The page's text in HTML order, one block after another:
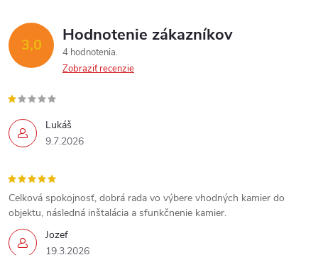
3,0 Hodnotenie zákazníkov
4 hodnotenia
Zobraziť recenzie
Lukáš
9.7.2026
Jozef
19.3.2026
Celková spokojnosť, dobrá rada vo výbere vhodných kamier do
objektu, následná inštalácia a sfunkčnenie kamier.